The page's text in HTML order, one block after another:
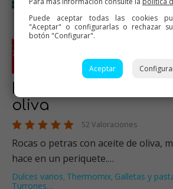
Rocas o petras de
oliva
52 Valoraciones
Rocas o petras con aceite de oliva,
hace en un periquete.…
Dulces varios, Thermomix, Galletas y
Turrones…
Puede aceptar todas las cookies
"Aceptar" o configurarlas o rechazar
botón "Configurar".
Aceptar